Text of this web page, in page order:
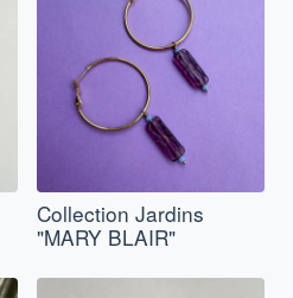
Collection Jardins
"MARY BLAIR"